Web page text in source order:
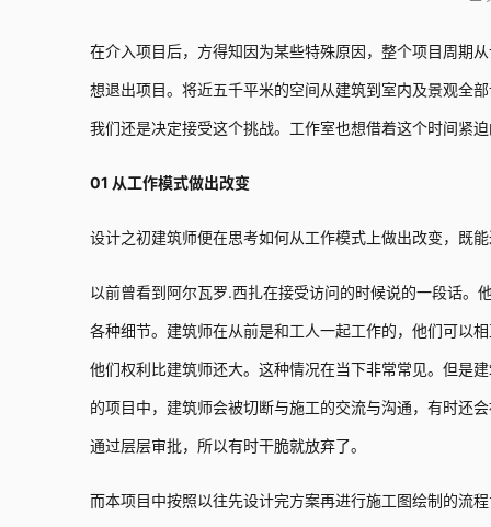
在介入项目后，方得知因为某些特殊原因，整个项目周期
想退出项目。将近五千平米的空间从建筑到室内及景观全
我们还是决定接受这个挑战。工作室也想借着这个时间紧
01 从工作模式做出改变
设计之初建筑师便在思考如何从工作模式上做出改变，既
以前曾看到阿尔瓦罗.西扎在接受访问的时候说的一段话。
各种细节。建筑师在从前是和工人一起工作的，他们可以
他们权利比建筑师还大。这种情况在当下非常常见。但是
的项目中，建筑师会被切断与施工的交流与沟通，有时还
通过层层审批，所以有时干脆就放弃了。
而本项目中按照以往先设计完方案再进行施工图绘制的流